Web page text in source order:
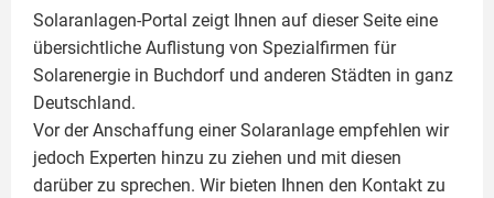
Solaranlagen-Portal zeigt Ihnen auf dieser Seite eine
übersichtliche Auflistung von Spezialfirmen für
Solarenergie in Buchdorf und anderen Städten in ganz
Deutschland.
Vor der Anschaffung einer Solaranlage empfehlen wir
jedoch Experten hinzu zu ziehen und mit diesen
darüber zu sprechen. Wir bieten Ihnen den Kontakt zu